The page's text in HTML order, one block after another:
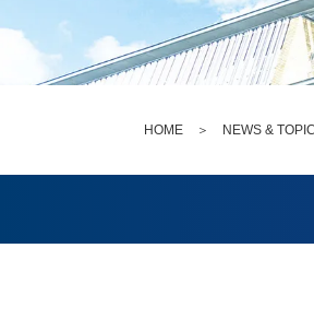
HOME ＞ NEWS &